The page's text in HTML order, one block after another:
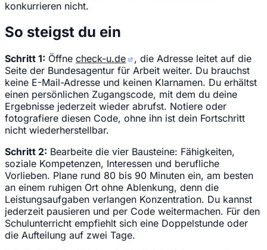
konkurrieren nicht.
So steigst du ein
Schritt 1: Öffne check-u.de
, die Adresse leitet auf die
Seite der Bundesagentur für Arbeit weiter. Du brauchst
keine E-Mail-Adresse und keinen Klarnamen. Du erhältst
einen persönlichen Zugangscode, mit dem du deine
Ergebnisse jederzeit wieder abrufst. Notiere oder
fotografiere diesen Code, ohne ihn ist dein Fortschritt
nicht wiederherstellbar.
Schritt 2: Bearbeite die vier Bausteine: Fähigkeiten,
soziale Kompetenzen, Interessen und berufliche
Vorlieben. Plane rund 80 bis 90 Minuten ein, am besten
an einem ruhigen Ort ohne Ablenkung, denn die
Leistungsaufgaben verlangen Konzentration. Du kannst
jederzeit pausieren und per Code weitermachen. Für den
Schulunterricht empfiehlt sich eine Doppelstunde oder
die Aufteilung auf zwei Tage.